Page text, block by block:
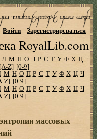
RoyalLib.com
Войти Зарегистрироваться
Л М Н О П Р С Т У Ф Х Ц
[A-Z] [0-9]
М Н О П Р С Т У Ф Х Ц Ч
Z] [0-9]
М Н О П Р С Т У Ф Х Ц Ч
Z] [0-9]
массовых